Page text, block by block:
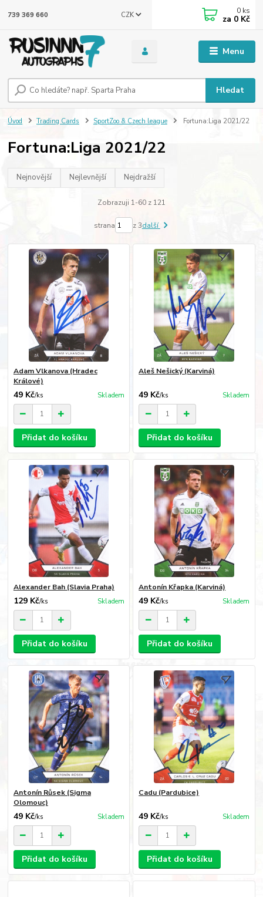
Menu
CZK
Hledat
739 369 660 0 ks
za 0 Kč
Úvod Trading Cards SportZoo & Czech league Fortuna:Liga 2021/22
Fortuna:Liga 2021/22
Nejnovější Nejlevnější Nejdražší
Zobrazuji 1-60 z 121
strana z 3další
Adam Vlkanova (Hradec
Králové)
49 Kč/ks Skladem
Přidat do košíku
Aleš Nešický (Karviná)
49 Kč/ks Skladem
Přidat do košíku
Alexander Bah (Slavia Praha)
129 Kč/ks Skladem
Přidat do košíku
Antonín Křapka (Karviná)
49 Kč/ks Skladem
Přidat do košíku
Antonín Růsek (Sigma
Olomouc)
49 Kč/ks Skladem
Přidat do košíku
Cadu (Pardubice)
49 Kč/ks Skladem
Přidat do košíku